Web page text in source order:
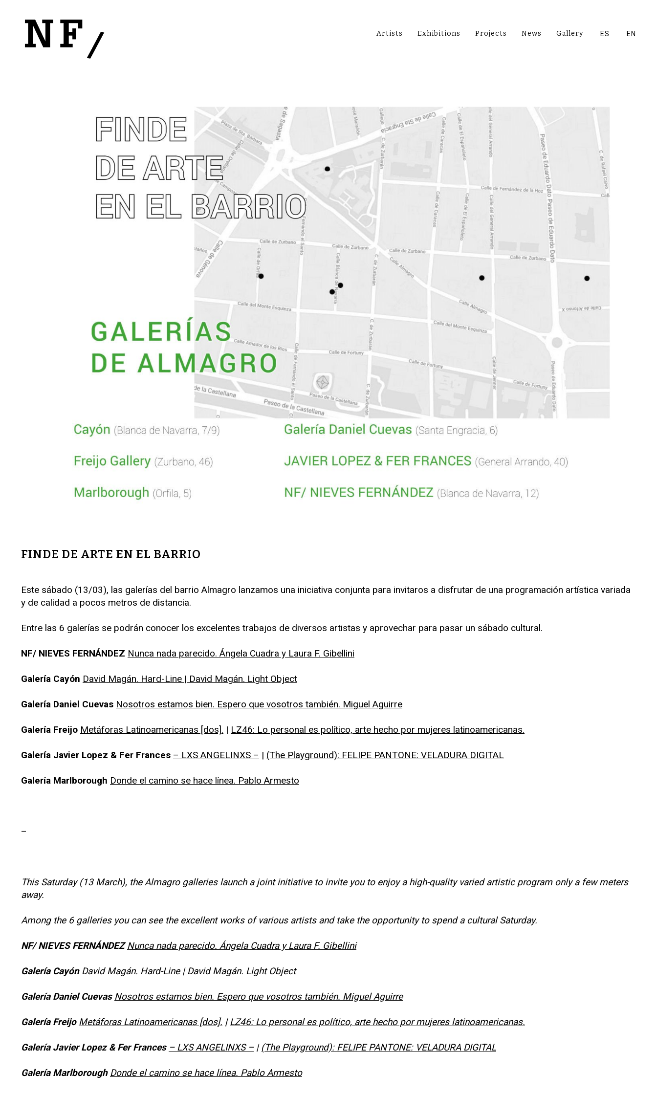
Artists Exhibitions Projects News Gallery ES EN
FINDE DE ARTE EN EL BARRIO
Este sábado (13/03), las galerías del barrio Almagro lanzamos una iniciativa conjunta para invitaros a disfrutar de una programación artística variada
y de calidad a pocos metros de distancia.
Entre las 6 galerías se podrán conocer los excelentes trabajos de diversos artistas y aprovechar para pasar un sábado cultural.
NF/ NIEVES FERNÁNDEZ Nunca nada parecido. Ángela Cuadra y Laura F. Gibellini
Galería Cayón David Magán. Hard-Line | David Magán. Light Object
Galería Daniel Cuevas Nosotros estamos bien. Espero que vosotros también. Miguel Aguirre
Galería Freijo Metáforas Latinoamericanas [dos]. | LZ46: Lo personal es político, arte hecho por mujeres latinoamericanas.
Galería Javier Lopez & Fer Frances – LXS ANGELINXS – | (The Playground): FELIPE PANTONE: VELADURA DIGITAL
Galería Marlborough Donde el camino se hace línea. Pablo Armesto
–
This Saturday (13 March), the Almagro galleries launch a joint initiative to invite you to enjoy a high-quality varied artistic program only a few meters
away.
Among the 6 galleries you can see the excellent works of various artists and take the opportunity to spend a cultural Saturday.
NF/ NIEVES FERNÁNDEZNunca nada parecido. Ángela Cuadra y Laura F. Gibellini
Galería Cayón David Magán. Hard-Line | David Magán. Light Object
Galería Daniel Cuevas Nosotros estamos bien. Espero que vosotros también. Miguel Aguirre
Galería Freijo Metáforas Latinoamericanas [dos]. | LZ46: Lo personal es político, arte hecho por mujeres latinoamericanas.
Galería Javier Lopez & Fer Frances – LXS ANGELINXS –| (The Playground): FELIPE PANTONE: VELADURA DIGITAL
Galería Marlborough Donde el camino se hace línea. Pablo Armesto